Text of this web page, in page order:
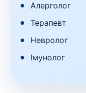
Алерголог
Терапевт
Невролог
Імунолог